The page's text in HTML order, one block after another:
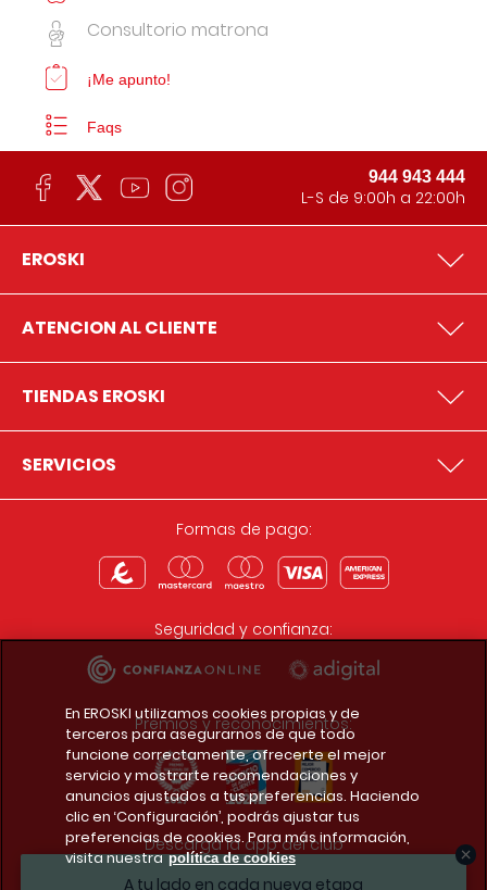
A tu lado en cada nueva etapa
Consultorio matrona
¡Me apunto!
Faqs
944 943 444
L-S de 9:00h a 22:00h
EROSKI
ATENCION AL CLIENTE
TIENDAS EROSKI
SERVICIOS
Formas de pago:
Seguridad y confianza:
Premios y reconocimientos:
Descarga la app del club
En EROSKI utilizamos cookies propias y de
terceros para asegurarnos de que todo
funcione correctamente, ofrecerte el mejor
servicio y mostrarte recomendaciones y
anuncios ajustados a tus preferencias. Haciendo
clic en ‘Configuración’, podrás ajustar tus
preferencias de cookies. Para más información,
visita nuestra política de cookies